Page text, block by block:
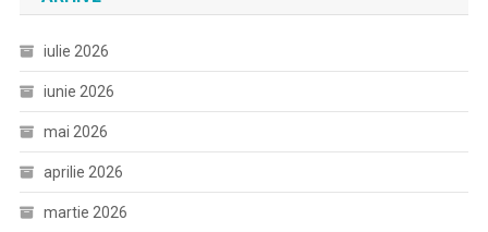
iulie 2026
iunie 2026
mai 2026
aprilie 2026
martie 2026